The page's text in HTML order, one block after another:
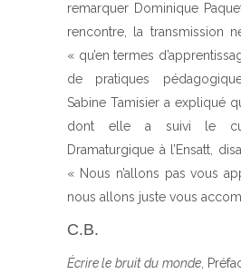
remarquer Dominique
rencontre, la transmission
« qu’en termes
de pratiques
Sabine Tamisier a expliqué
dont elle a suivi le
Dramaturgique à l’Ensatt,
« Nous n’allons pas vous
nous allons juste vous
C.B.
Écrire le bruit du monde,